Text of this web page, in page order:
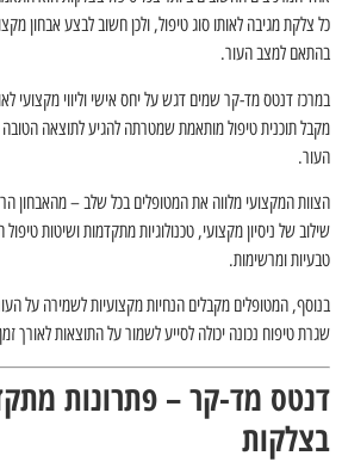
כל צלקת מגיבה לאותו סוג טיפול, ולכן חשוב לבצע אבחון
בהתאם למצב העור.
במרכז דנטס מד-קר שמים דגש על יחס אישי וליווי מקצועי
מקבל תוכנית טיפול מותאמת שמטרתה להגיע לתוצאה הטובה
העור.
הצוות המקצועי מלווה את המטופלים בכל שלב – מהאבחון
שילוב של ניסיון מקצועי, טכנולוגיות מתקדמות ושיטות
טבעיות ומרשימות.
בנוסף, המטופלים מקבלים הנחיות מקצועיות לשמירה על
שגרת טיפוח נכונה יכולה לסייע לשמור על התוצאות לאורך
דנטס מד-קר – פתרונות
בצלקות